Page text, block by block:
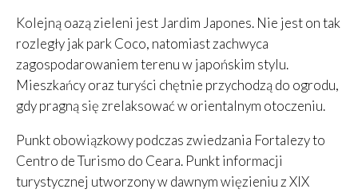
Kolejną oazą zieleni jest Jardim Japones. Nie jest on tak
rozległy jak park Coco, natomiast zachwyca
zagospodarowaniem terenu w japońskim stylu.
Mieszkańcy oraz turyści chętnie przychodzą do ogrodu,
gdy pragną się zrelaksować w orientalnym otoczeniu.
Punkt obowiązkowy podczas zwiedzania Fortalezy to
Centro de Turismo do Ceara. Punkt informacji
turystycznej utworzony w dawnym więzieniu z XIX